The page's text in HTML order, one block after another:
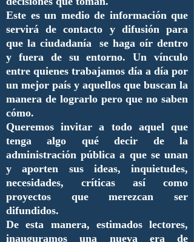
Este es un medio de información que
servirá de contacto y difusión para
que la ciudadanía se haga oír dentro
y fuera de su entorno. Un vínculo
entre quienes trabajamos día a día por
un mejor país y aquellos que buscan la
manera de lograrlo pero que no saben
cómo.
Queremos invitar a todo aquel que
tenga algo qué decir de la
administración pública a que se unan
y aporten sus ideas, inquietudes,
necesidades, críticas así como
proyectos que merezcan ser
difundidos.
De esta manera, estimados lectores,
inauguramos una nueva era de